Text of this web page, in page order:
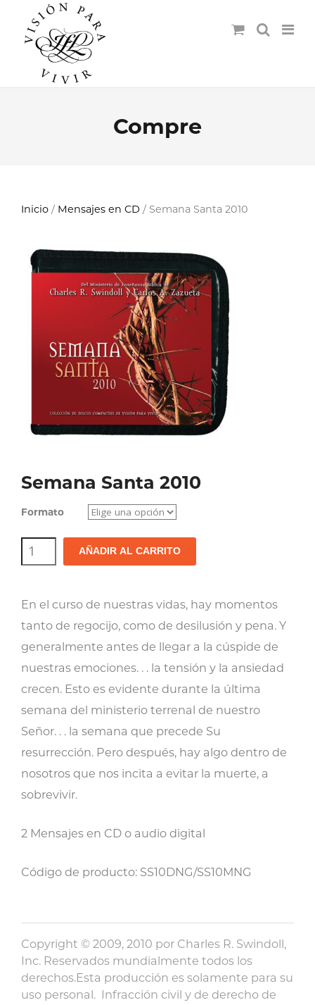
Compre
Inicio / Mensajes en CD / Semana Santa 2010
Semana Santa 2010
Formato
Semana
Santa
AÑADIR AL CARRITO
En el curso de nuestras vidas, hay momentos
tanto de regocijo, como de desilusión y pena. Y
generalmente antes de llegar a la cúspide de
nuestras emociones. . . la tensión y la ansiedad
crecen. Esto es evidente durante la última
semana del ministerio terrenal de nuestro
Señor. . . la semana que precede Su
resurrección. Pero después, hay algo dentro de
nosotros que nos incita a evitar la muerte, a
sobrevivir.
2 Mensajes en CD o audio digital
Código de producto: SS10DNG/SS10MNG
Copyright © 2009, 2010 por Charles R. Swindoll,
Inc. Reservados mundialmente todos los
derechos.Esta producción es solamente para su
uso personal. Infracción civil y de derecho de